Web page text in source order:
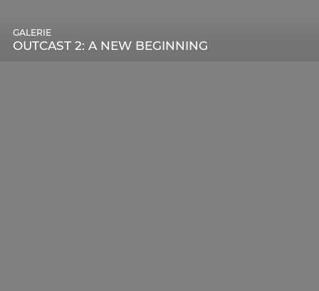
OUTCAST 2: A NEW BEGINNING
GALERIE